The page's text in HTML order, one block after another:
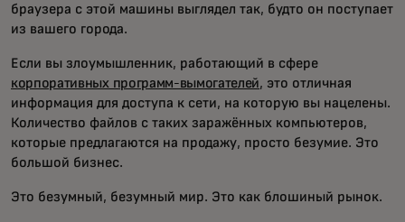
браузера с этой машины выглядел так, будто он поступает
из вашего города.
Если вы злоумышленник, работающий в сфере
корпоративных программ-вымогателей, это отличная
информация для доступа к сети, на которую вы нацелены.
Количество файлов с таких заражённых компьютеров,
которые предлагаются на продажу, просто безумие. Это
большой бизнес.
Это безумный, безумный мир. Это как блошиный рынок.